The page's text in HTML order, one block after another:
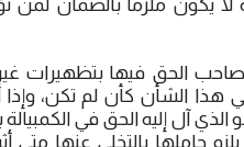
يكون ملزماً بالضمان لمن
صاحب الحق فيها بتظهيرات
هذا الشأن كأن لم تكن،
آل إليه الحق في
حاملها بالتخلي عنها متى